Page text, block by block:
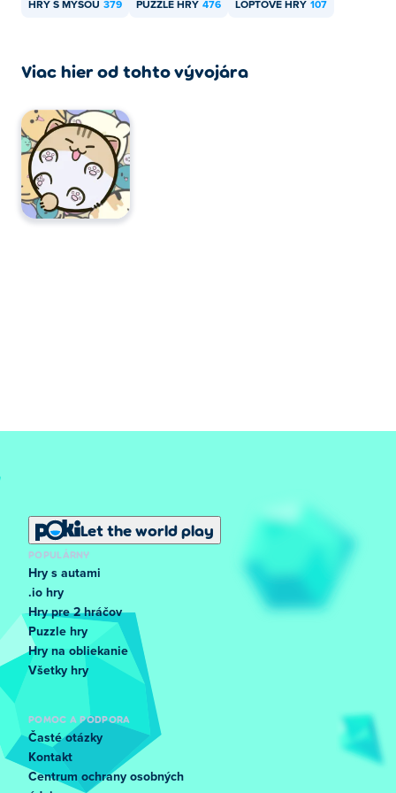
HRY S MYŠOU 379 PUZZLE HRY 476 LOPTOVÉ HRY 107
Viac hier od tohto vývojára
Let the world play
POPULÁRNY
Hry s autami
.io hry
Hry pre 2 hráčov
Puzzle hry
Hry na obliekanie
Všetky hry
POMOC A PODPORA
Časté otázky
Kontakt
Centrum ochrany osobných